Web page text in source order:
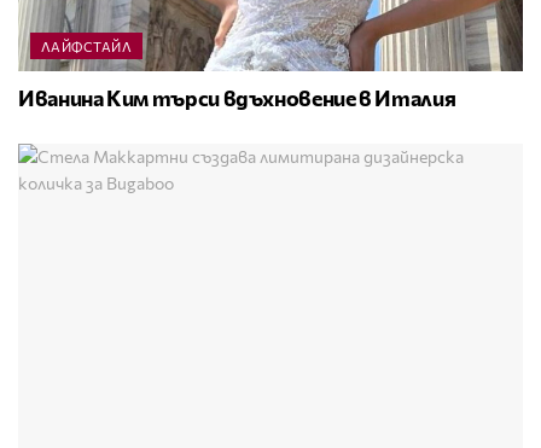
ЛАЙФСТАЙЛ
Иванина Ким търси вдъхновение в Италия